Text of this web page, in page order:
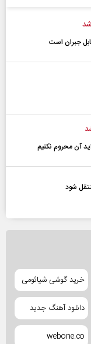
جبران است
آن محروم نکنیم
شود
خرید گوشی شیائومی
دانلود آهنگ جدید
webone.co